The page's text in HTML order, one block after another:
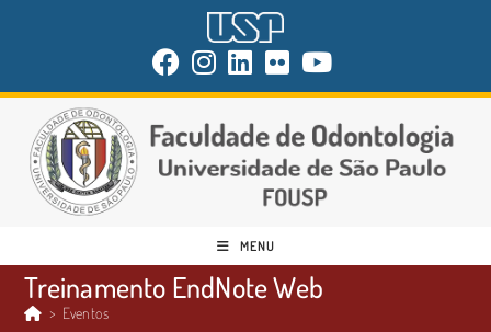
MENU
Treinamento EndNote Web
> Eventos